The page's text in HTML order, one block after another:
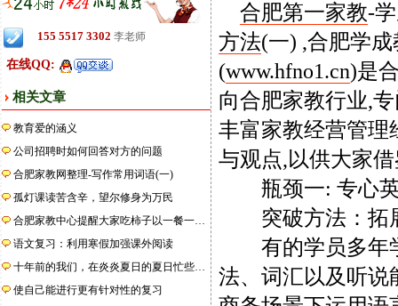
155 5517 3302 李老师
在线QQ:
相关文章
教育爱的涵义
公司招聘时如何回答对方的问题
合肥家教网整理-写作常用词语(一)
孤灯课读苦含辛，望尔修身为万民
合肥家教中心提醒大家吃柿子以一餐一…
语文复习：利用寒假加强课外阅读
十年前的我们，在炎炎夏日的夏日忙些…
使自己能进行更有针对性的复习
合肥第一家教-
方法(一) ,合肥学
(www.hfno1.cn)是
向合肥家教行业,
丰富家教经营管理
与观点,以供大家
瓶颈一: 专心英
突破方法：拓
有的学员多年学
法、词汇以及听说